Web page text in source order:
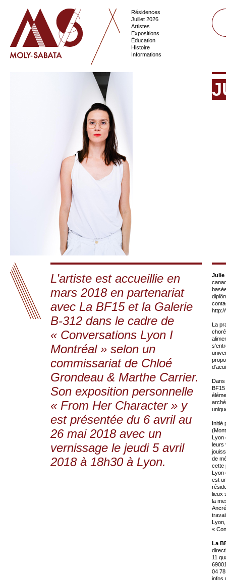
Résidences
Juillet 2026
Artistes
Expositions
Éducation
Histoire
Informations
L’artiste est accueillie en
mars 2018 en partenariat
avec La BF15 et la Galerie
B-312 dans le cadre de
« Conversations Lyon I
Montréal » selon un
commissariat de Chloé
Grondeau & Marthe Carrier.
Son exposition personnelle
« From Her Character » y
est présentée du 6 avril au
26 mai 2018 avec un
vernissage le jeudi 5 avril
2018 à 18h30 à Lyon.
Julie
La
Dans
Initié
Lyon
leurs
de
cette
Lyon
est
lieux
la
«
La
11
04
infos